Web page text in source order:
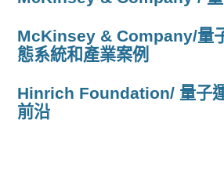
McKinsey & Company/量
態系統和產業案例
Hinrich Foundation/ 量子
前沿